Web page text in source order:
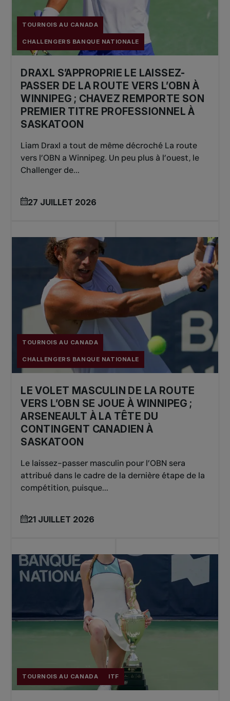
Simple: Aidan MAYO (USA)
Double:Robert CASH (USA) / JJ TRACY (USA)
Simple: Zizou BERG (BEL)
Double: Andre GORANSON (SWE) / Tobby
SAMUEL (GBR)
2022
Simple: Vasek POSPISIL (CAN)
Double: Julian CASH (GBR) / Henry PATTEN
Simple: Maxime CRESSY (USA)
Double: Manuel GUINARD (FRA) / Arthur
RINDERKNECH (FRA)
2019
Simple: Ricardas Berankis (LTU)
Double: Scott CLAYTON (GBR) / Adil
SHAMASDIN (CAN)
2018
Simple: Denis KUDLA (USA)
Double: Joris DE LOORE (BEL) / Frederik
2017
Double: Sam GOTH (AUS) / Adil SHAMASDIN
2016
Simple: Daniel Evans (GBR)
Double: James CERRATANI (USA) / Max
SCHNUR (USA)
Simple: John-Patrick SMITH (AUS)
Double: Philip BESTER (CAN) / Chris GUCCIONE
TOURNOIS AU CANADA
CHALLENGERS BANQUE NATIONALE
DRAXL S’APPROPRIE LE LAISSEZ-
PASSER DE LA ROUTE VERS L’OBN À
WINNIPEG ; CHAVEZ REMPORTE SON
PREMIER TITRE PROFESSIONNEL À
SASKATOON
Liam Draxl a tout de même décroché La route
vers l’OBN a Winnipeg. Un peu plus à l’ouest, le
Challenger de...
27 JUILLET 2026
TOURNOIS AU CANADA
CHALLENGERS BANQUE NATIONALE
LE VOLET MASCULIN DE LA ROUTE
VERS L’OBN SE JOUE À WINNIPEG ;
ARSENEAULT À LA TÊTE DU
CONTINGENT CANADIEN À
SASKATOON
Le laissez-passer masculin pour l’OBN sera
attribué dans le cadre de la dernière étape de la
compétition, puisque...
21 JUILLET 2026
TOURNOIS AU CANADA ITF